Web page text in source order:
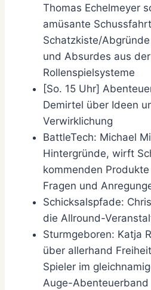
Thomas Echelmeyer
amüsante
Schatzkiste/
und Absurdes aus
Rollenspielsysteme
[So. 15 Uhr]
Demirtel über Ideen
Verwirklichung
BattleTech: Michael
Hintergründe, wirft
kommenden
Fragen und
Schicksalspfade:
die Allround-
Sturmgeboren: Katja
über allerhand
Spieler im
Auge-Abenteuerband